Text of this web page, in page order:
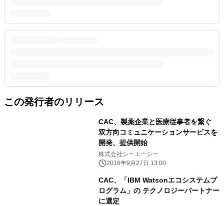
この発行者のリリース
CAC、製薬企業と医療従事者を繋ぐ
双方向コミュニケーションサービスを
開発、提供開始
株式会社シーエーシー
2016年9月27日 13:00
CAC、「IBM Watsonエコシステムプ
ログラム」の テクノロジーパートナー
に選定